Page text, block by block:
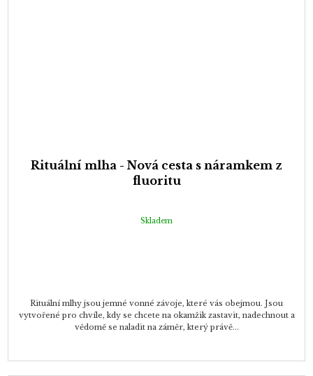
Rituální mlha - Nová cesta s náramkem z
fluoritu
Skladem
Rituální mlhy jsou jemné vonné závoje, které vás obejmou. Jsou
vytvořené pro chvíle, kdy se chcete na okamžik zastavit, nadechnout a
vědomě se naladit na záměr, který právě...